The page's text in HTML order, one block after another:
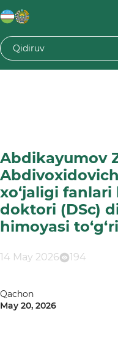
Abdikayumov
xo‘jaligi fanlari
doktori (DSc)
himoyasi
14 May 2026 194
Qachon
May 20, 2026